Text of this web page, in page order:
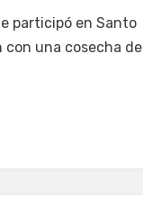
participó en Santo
una cosecha de